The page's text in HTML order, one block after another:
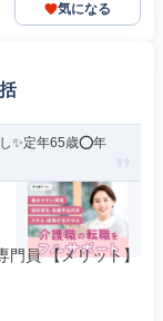
気になる
✨定年65歳⭕️年
員 【メリット】